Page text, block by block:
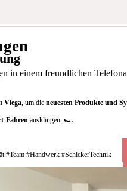
Viega, um dieneuesten Produkte und
Fahren ausklingen. 🏎️
#Team #Handwerk #SchickerTechnik
in einem freundlichen
installieren